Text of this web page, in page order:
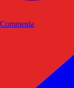
Commenta